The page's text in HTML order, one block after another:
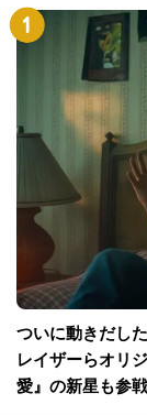
ついに動きだし
レイザーらオリ
愛』の新星も参